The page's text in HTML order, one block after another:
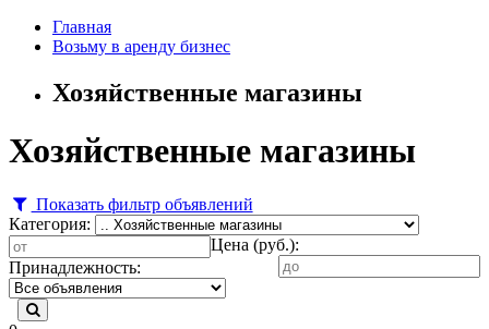
Главная
Возьму в аренду бизнес
Хозяйственные магазины
Хозяйственные магазины
Показать фильтр объявлений
Категория:
Цена (руб.):
Принадлежность: